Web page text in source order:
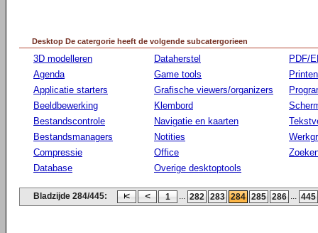
Desktop De catergorie heeft de volgende subcatergorieen
3D modelleren
Agenda
Applicatie starters
Beeldbewerking
Bestandscontrole
Bestandsmanagers
Compressie
Database
Dataherstel
Game tools
Grafische viewers/organizers
Klembord
Navigatie en kaarten
Notities
Office
Overige desktoptools
PDF/
Printen
Bladzijde 284/445: 1 ... 282 283 284 285 286 ... 445